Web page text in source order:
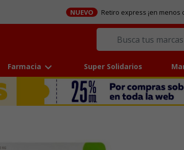
NUEVO Retiro express ¡en
Farmacia Super Solidarios